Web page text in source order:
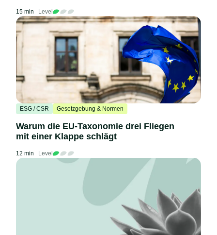
15 min Level
ESG / CSR Gesetzgebung & Normen
Warum die EU-Taxonomie drei Fliegen
mit einer Klappe schlägt
12 min Level